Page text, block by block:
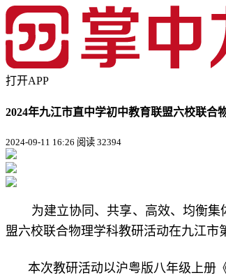
打开APP
2024年九江市直中学初中教育联盟六校联合
2024-09-11 16:26 阅读 32394
为建立协同、共享、高效、均衡
盟六校联合物理学科教研活动在九江市
本次教研活动以沪粤版八年级上册